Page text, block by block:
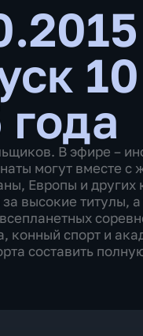
10
В эфире –
могут вместе с
Европы и других
высокие титулы,
конный спорт и
составить